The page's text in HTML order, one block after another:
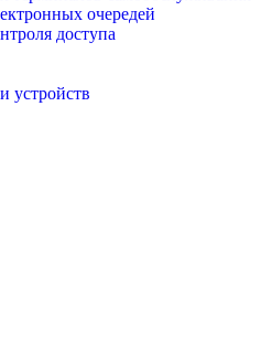
очередей
доступа
устройств